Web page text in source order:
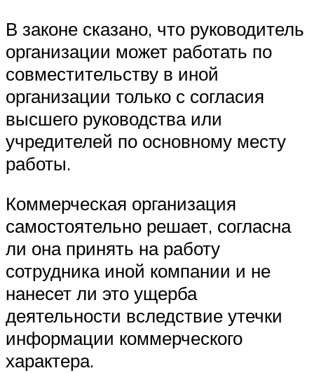
В законе сказано, что руководитель
организации может работать по
совместительству в иной
организации только с согласия
высшего руководства или
учредителей по основному месту
работы.
Коммерческая организация
самостоятельно решает, согласна
ли она принять на работу
сотрудника иной компании и не
нанесет ли это ущерба
деятельности вследствие утечки
информации коммерческого
характера.